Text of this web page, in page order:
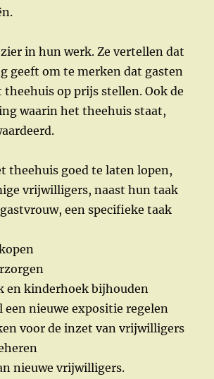
in hun werk. Ze vertellen dat
geeft om te merken dat gasten
theehuis op prijs stellen. Ook de
waarin het theehuis staat,
theehuis goed te laten lopen,
vrijwilligers, naast hun taak
een specifieke taak
en kinderhoek bijhouden
nieuwe expositie regelen
voor de inzet van vrijwilligers
nieuwe vrijwilligers.